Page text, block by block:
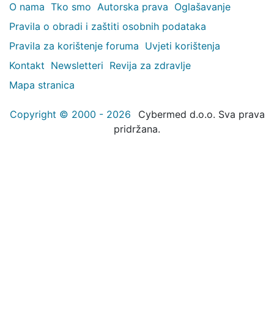
O nama Tko smo Autorska prava Oglašavanje
Pravila o obradi i zaštiti osobnih podataka
Pravila za korištenje foruma Uvjeti korištenja
Kontakt Newsletteri Revija za zdravlje
Mapa stranica
Copyright © 2000 - 2026
Cybermed d.o.o. Sva prava
pridržana.